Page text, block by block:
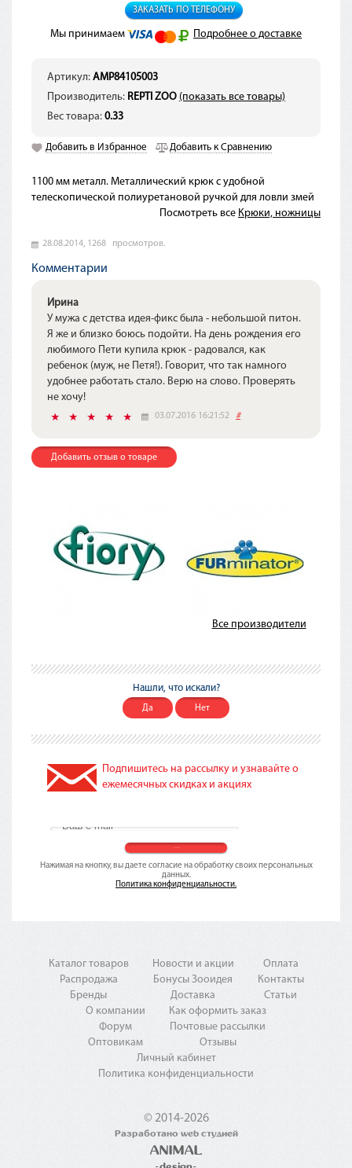
ЗАКАЗАТЬ ПО ТЕЛЕФОНУ
Мы принимаем Подробнее о доставке
Артикул: AMP84105003
Производитель: REPTI ZOO (показать все товары)
Вес товара: 0.33
Добавить в Избранное Добавить к Сравнению
1100 мм металл. Металлический крюк с удобной
телескопической полиуретановой ручкой для ловли змей
Посмотреть все Крюки, ножницы
28.08.2014, 1268 просмотров.
Комментарии
Ирина
У мужа с детства идея-фикс была - небольшой питон.
Я же и близко боюсь подойти. На день рождения его
любимого Пети купила крюк - радовался, как
ребенок (муж, не Петя!). Говорит, что так намного
удобнее работать стало. Верю на слово. Проверять
не хочу!
03.07.2016 16:21:52 #
Добавить отзыв о товаре
Все производители
Нашли, что искали?
Да Нет
Подпишитесь на рассылку и узнавайте о
ежемесячных скидках и акциях
Нажимая на кнопку, вы даете согласие на обработку своих персональных
данных.
Политика конфиденциальности.
Каталог товаров
Распродажа
Бренды
Новости и акции
Бонусы Зооидея
Доставка
Оплата
Контакты
Статьи
О компании
Форум
Оптовикам
Как оформить заказ
Почтовые рассылки
Отзывы
Личный кабинет
Политика конфиденциальности
© 2014-2026
Разработано web студией
ANIMAL